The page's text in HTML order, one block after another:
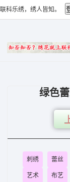
联科乐绣，绣人皆知。
绿色
刺绣 蕾丝
艺术 布艺